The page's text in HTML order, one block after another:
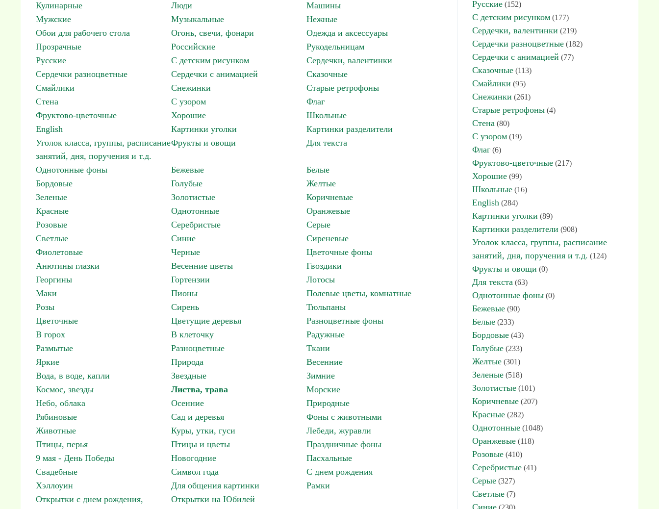
Кулинарные
Люди
Машины
Мужские
Музыкальные
Нежные
Обои для рабочего стола
Огонь, свечи, фонари
Одежда и аксессуары
Прозрачные
Российские
Рукодельницам
Русские
С детским рисунком
Сердечки, валентинки
Сердечки разноцветные
Сердечки с анимацией
Сказочные
Смайлики
Снежинки
Старые ретрофоны
Стена
С узором
Флаг
Фруктово-цветочные
Хорошие
Школьные
English
Картинки уголки
Картинки разделители
Уголок класса, группы, расписание
занятий, дня, поручения и т.д.
Фрукты и овощи Для текста
Однотонные фоны Бежевые
Белые
Бордовые
Голубые
Желтые
Зеленые
Золотистые
Коричневые
Красные
Однотонные
Оранжевые
Розовые
Серебристые
Серые
Светлые
Синие
Сиреневые
Фиолетовые
Черные
Цветочные фоны
Анютины глазки
Весенние цветы
Гвоздики
Георгины
Гортензии
Лотосы
Маки
Пионы
Полевые цветы, комнатные
Розы
Сирень
Тюльпаны
Цветочные
Цветущие деревья
Разноцветные фоны
В горох
В клеточку
Радужные
Размытые
Разноцветные
Ткани
Яркие
Природа
Весенние
Вода, в воде, капли
Звездные
Зимние
Космос, звезды
Листва, трава
Морские
Небо, облака
Осенние
Природные
Рябиновые
Сад и деревья
Фоны с животными
Животные
Куры, утки, гуси
Лебеди, журавли
Птицы, перья
Птицы и цветы
Праздничные фоны
9 мая - День Победы
Новогодние
Пасхальные
Свадебные
Символ года
С днем рождения
Хэллоуин
Для общения картинки
Рамки
Открытки с днем рождения,
Открытки на Юбилей
Русские (152)
С детским рисунком (177)
Сердечки, валентинки (219)
Сердечки разноцветные (182)
Сердечки с анимацией (77)
Сказочные (113)
Смайлики (95)
Снежинки (261)
Старые ретрофоны (4)
Стена (80)
С узором (19)
Флаг (6)
Фруктово-цветочные (217)
Хорошие (99)
Школьные (16)
English (284)
Картинки уголки (89)
Картинки разделители (908)
Уголок класса, группы, расписание
занятий, дня, поручения и т.д. (124)
Фрукты и овощи (0)
Для текста (63)
Однотонные фоны (0)
Бежевые (90)
Белые (233)
Бордовые (43)
Голубые (233)
Желтые (301)
Зеленые (518)
Золотистые (101)
Коричневые (207)
Красные (282)
Однотонные (1048)
Оранжевые (118)
Розовые (410)
Серебристые (41)
Серые (327)
Светлые (7)
Синие (230)